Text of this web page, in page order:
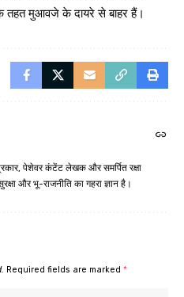
के तहत मुआवजे के दायरे से बाहर हैं।
पेशेवर कंटेंट लेखक और समर्पित रक्षा
और भू-राजनीति का गहरा ज्ञान है।
Required fields are marked *